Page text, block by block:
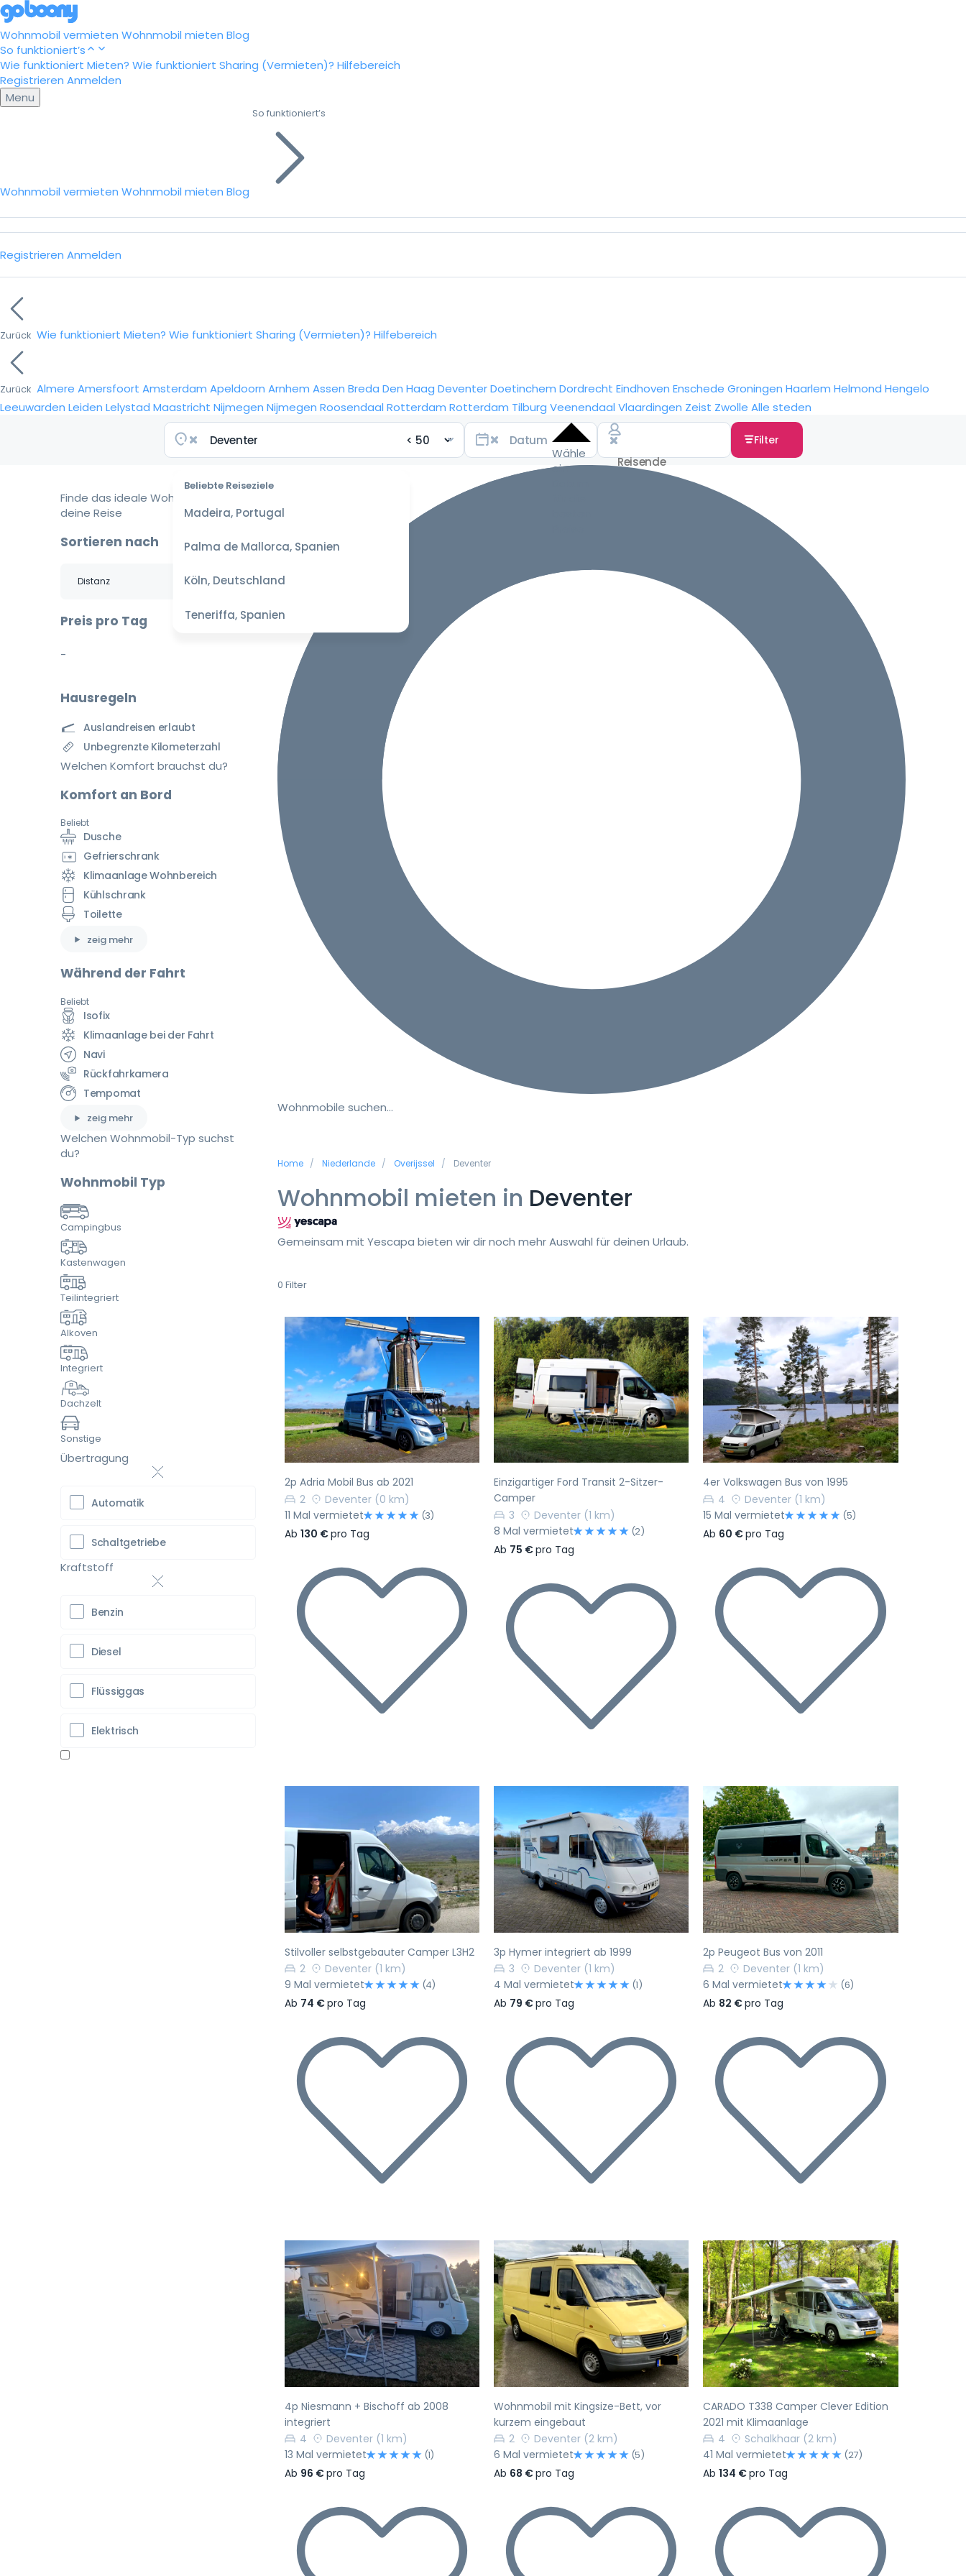
Wohnmobil vermieten Wohnmobil mieten Blog
So funktioniert’s
Wie funktioniert Mieten? Wie funktioniert Sharing (Vermieten)? Hilfebereich
Registrieren Anmelden
Menu
Wohnmobil vermieten Wohnmobil mieten Blog
So funktioniert’s
Registrieren Anmelden
Zurück Wie funktioniert Mieten? Wie funktioniert Sharing (Vermieten)? Hilfebereich
Zurück Almere Amersfoort Amsterdam Apeldoorn Arnhem Assen Breda Den Haag DeventerDoetinchem Dordrecht Eindhoven Enschede Groningen Haarlem Helmond Hengelo
Leeuwarden Leiden Lelystad Maastricht Nijmegen Nijmegen Roosendaal Rotterdam Rotterdam Tilburg Veenendaal Vlaardingen Zeist Zwolle Alle steden
Beliebte Reiseziele
Madeira, Portugal
Palma de Mallorca, Spanien
Köln, Deutschland
Teneriffa, Spanien
Wähle
ein
Filter
Wohnmobile suchen…
Home Niederlande Overijssel Deventer
Wohnmobil mieten in Deventer
Gemeinsam mit Yescapa bieten wir dir noch mehr Auswahl für deinen Urlaub.
0 Filter
Vorherige Nächste
2p Adria Mobil Bus ab 2021
2
Deventer (0 km)
11 Mal vermietet
(3)
Ab 130 €pro Tag
Vorherige Nächste
Einzigartiger Ford Transit 2-Sitzer-
Camper
3
Deventer (1 km)
8 Mal vermietet
(2)
Ab 75 €pro Tag
Vorherige Nächste
4er Volkswagen Bus von 1995
4
Deventer (1 km)
15 Mal vermietet
(5)
Ab 60 €pro Tag
Vorherige Nächste
Stilvoller selbstgebauter Camper L3H2
2
Deventer (1 km)
9 Mal vermietet
(4)
Ab 74 €pro Tag
Vorherige Nächste
3p Hymer integriert ab 1999
3
Deventer (1 km)
4 Mal vermietet
(1)
Ab 79 €pro Tag
Vorherige Nächste
2p Peugeot Bus von 2011
2
Deventer (1 km)
6 Mal vermietet
(6)
Ab 82 €pro Tag
Vorherige Nächste
4p Niesmann + Bischoff ab 2008
integriert
4
Deventer (1 km)
13 Mal vermietet
(1)
Ab 96 €pro Tag
Vorherige Nächste
Wohnmobil mit Kingsize-Bett, vor
kurzem eingebaut
2
Deventer (2 km)
6 Mal vermietet
(5)
Ab 68 €pro Tag
Vorherige Nächste
CARADO T338 Camper Clever Edition
2021 mit Klimaanlage
4
Schalkhaar (2 km)
41 Mal vermietet
(27)
Ab134 €pro Tag
Finde das ideale Wohnmobil für
deine Reise
Sortieren nach
Preis pro Tag
-
Hausregeln
Auslandreisen erlaubt
Unbegrenzte Kilometerzahl
Welchen Komfort brauchst du?
Komfort an Bord
Beliebt
Dusche
Gefrierschrank
Klimaanlage Wohnbereich
Kühlschrank
Toilette
zeig mehr
Während der Fahrt
Beliebt
Isofix
Klimaanlage bei der Fahrt
Navi
Rückfahrkamera
Tempomat
zeig mehr
Welchen Wohnmobil-Typ suchst
du?
Wohnmobil Typ
Campingbus
Kastenwagen
Teilintegriert
Alkoven
Integriert
Dachzelt
Sonstige
Übertragung
Automatik
Schaltgetriebe
Kraftstoff
Benzin
Diesel
Flüssiggas
Elektrisch